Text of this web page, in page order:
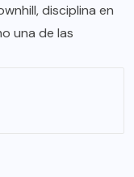
disciplina en
una de las